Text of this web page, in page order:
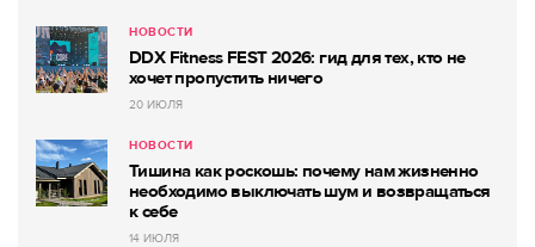
НОВОСТИ
DDX Fitness FEST 2026: гид для тех, кто не
хочет пропустить ничего
20 ИЮЛЯ
НОВОСТИ
Тишина как роскошь: почему нам жизненно
необходимо выключать шум и возвращаться
к себе
14 ИЮЛЯ